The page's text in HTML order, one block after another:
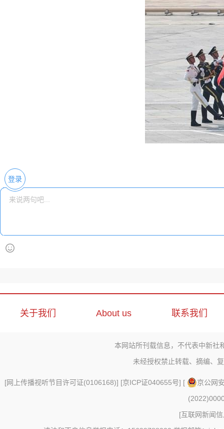
登录
关于我们 About us 联系我们
本网站所刊载信息，不代表中新社
未经授权禁止转载、摘编、
[网上传播视听节目许可证(0106168)] [京ICP证040655号] [
京公网
[互联网新闻